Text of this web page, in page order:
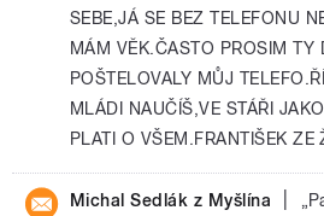
SEBE,JÁ SE BEZ TELEFONU
MÁM VĚK.ČASTO PROSIM TY
POŠTELOVALY MŮJ
MLÁDI NAUČÍŠ,VE STÁŘI
PLATI O VŠEM.FRANTIŠEK ZE
Michal Sedlák z Myšlína